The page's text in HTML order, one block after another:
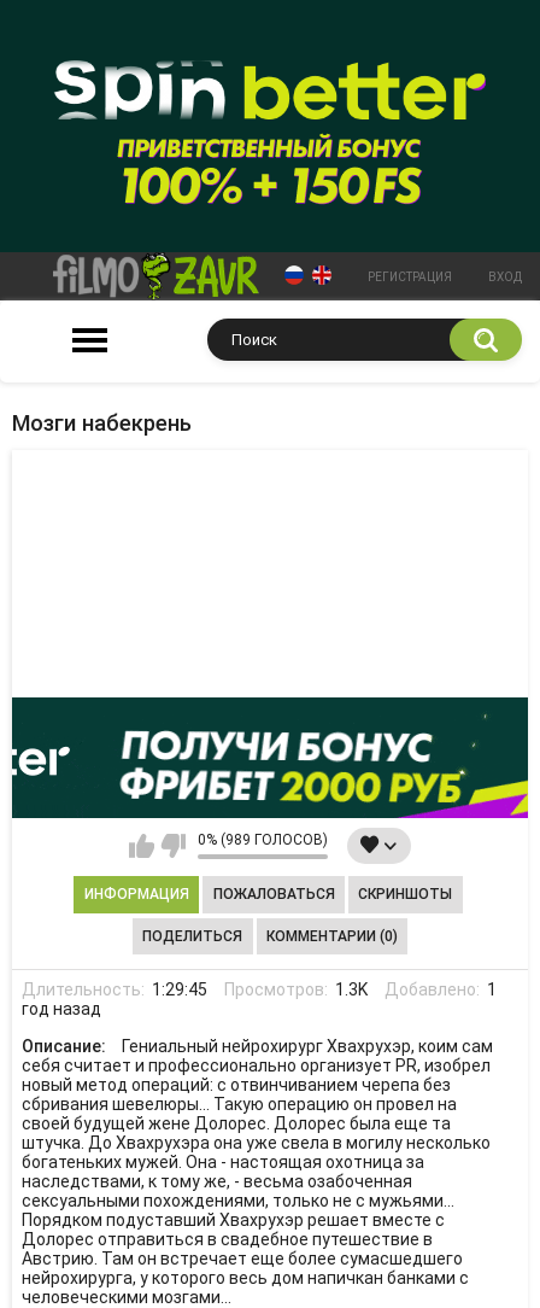
РЕГИСТРАЦИЯ ВХОД
Мозги набекрень
0% (989 ГОЛОСОВ)
ИНФОРМАЦИЯ ПОЖАЛОВАТЬСЯ СКРИНШОТЫ
ПОДЕЛИТЬСЯ КОММЕНТАРИИ (0)
Длительность: 1:29:45 Просмотров: 1.3K Добавлено: 1
год назад
Описание:
Гениальный нейрохирург Хвахрухэр, коим сам
себя считает и профессионально организует PR, изобрел
новый метод операций: с отвинчиванием черепа без
сбривания шевелюры... Такую операцию он провел на
своей будущей жене Долорес. Долорес была еще та
штучка. До Хвахрухэра она уже свела в могилу несколько
богатеньких мужей. Она - настоящая охотница за
наследствами, к тому же, - весьма озабоченная
сексуальными похождениями, только не с мужьями...
Порядком подуставший Хвахрухэр решает вместе с
Долорес отправиться в свадебное путешествие в
Австрию. Там он встречает еще более сумасшедшего
нейрохирурга, у которого весь дом напичкан банками с
человеческими мозгами...